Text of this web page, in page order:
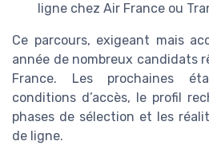
ligne chez Air France ou
Ce parcours, exigeant mais
année de nombreux candidats
France. Les prochaines
conditions d’accès, le profil
phases de sélection et les
de ligne.